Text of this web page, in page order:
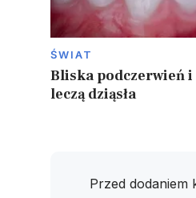
ŚWIAT
Bliska podczerwień i
leczą dziąsła
Przed dodaniem